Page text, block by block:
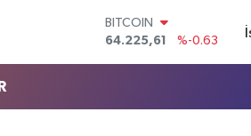
DOLAR
47,7143
%0.16
64,2463
%0.07